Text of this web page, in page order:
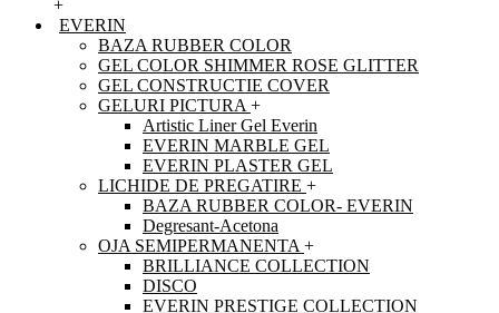
+
EVERIN
BAZA RUBBER COLOR
GEL COLOR SHIMMER ROSE GLITTER
GEL CONSTRUCTIE COVER
GELURI PICTURA +
Artistic Liner Gel Everin
EVERIN MARBLE GEL
EVERIN PLASTER GEL
LICHIDE DE PREGATIRE +
BAZA RUBBER COLOR- EVERIN
Degresant-Acetona
OJA SEMIPERMANENTA +
BRILLIANCE COLLECTION
DISCO
EVERIN PRESTIGE COLLECTION